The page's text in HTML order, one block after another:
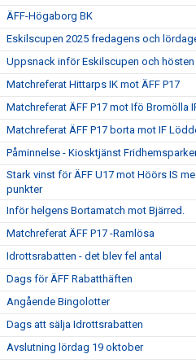
ÄFF-Högaborg BK
Eskilscupen 2025 fredagens och
Uppsnack inför Eskilscupen och hösten
Matchreferat Hittarps IK mot ÄFF P17
Matchreferat ÄFF P17 mot Ifö Bromölla
Matchreferat ÄFF P17 borta mot IF
Påminnelse - Kiosktjänst
Stark vinst för ÄFF U17 mot Höörs IS
punkter
Inför helgens Bortamatch mot Bjärred.
Matchreferat ÄFF P17 -Ramlösa
Idrottsrabatten - det blev fel antal
Dags för ÄFF Rabatthäften
Angående Bingolotter
Dags att sälja Idrottsrabatten
Avslutning lördag 19 oktober